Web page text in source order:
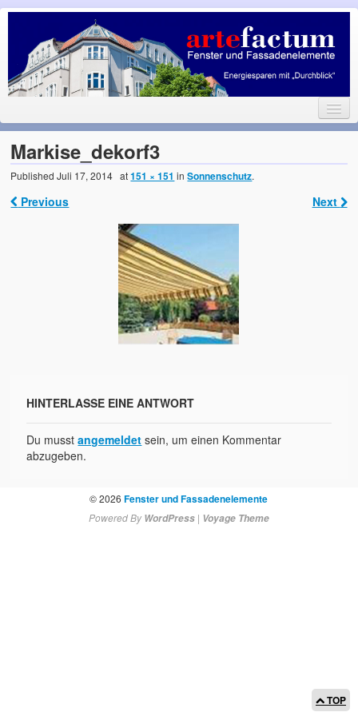
Fenster und Fassadenelemente
Energiesparen mit Durchblick
Home
Fenster
Glas / Sprossen / Läden
Markise_dekorf3
PublishedJuli 17, 2014 at151 × 151 inSonnenschutz.
Previous Next
HINTERLASSE EINE ANTWORT
Du musstangemeldet sein, um einen Kommentar
abzugeben.
© 2026 Fenster und Fassadenelemente
Powered By WordPress| Voyage Theme
TOP